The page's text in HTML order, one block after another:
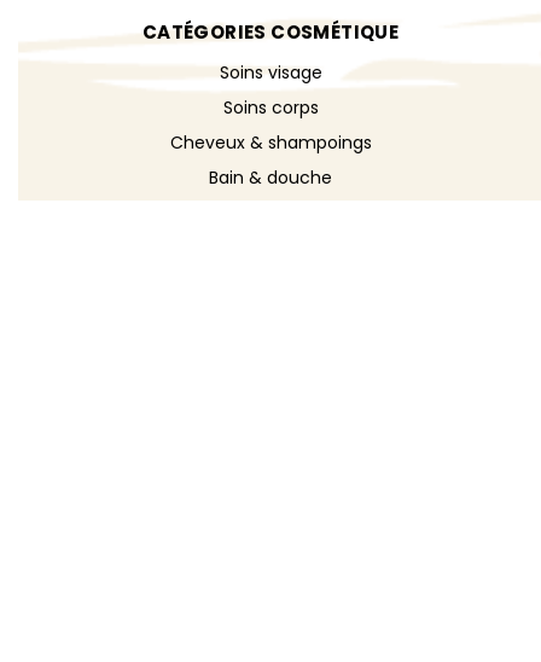
CATÉGORIES COSMÉTIQUE
Soins visage
Soins corps
Cheveux & shampoings
Bain & douche